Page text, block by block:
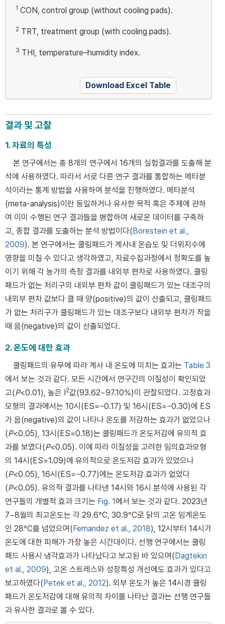
1 CON, control group (without cooling pads).
2 TRT, treatment group (with cooling pads).
3 THI, temperature–humidity index.
Download Excel Table
결과 및 고찰
1. 자료의 특성
본 연구에서는 총 8개의 연구에서 16개의 실험결과를 도출해 분
석에 사용하였다. 따라서 서로 다른 연구 결과를 통합하는 메타분
석이라는 통계 방법을 사용하여 분석을 진행하였다. 메타분석
(meta-analysis)이란 동일하거나 유사한 목적 혹은 주제에 관하
여 이미 수행된 연구 결과들을 병합하여 새로운 데이터를 구축하
고, 종합 결과를 도출하는 분석 방법이다(Borestein et al.,
2009). 본 연구에서는 쿨링패드가 계사내 온습도 및 더위지수에
영향을 미칠 수 있다고 생각하였고, 자료수집과정에서 정확도를 높
이기 위해 각 농가의 측정 결과를 내외부 편차로 사용하였다. 쿨링
패드가 없는 처리구의 내외부 편차 값이 쿨링패드가 있는 대조구의
내외부 편차 값보다 클 때 양(positive)의 값이 산출되고, 쿨링패드
가 없는 처리구가 쿨링패드가 있는 대조구보다 내외부 편차가 작을
때 음(negative)의 값이 산출되었다.
2. 온도에 대한 효과
쿨링패드의 유무에 따라 계사 내 온도에 미치는 효과는 Table 3
에서 보는 것과 같다. 모든 시간에서 연구간의 이질성이 확인되었
고(P<0.01), 높은 I2값(93.62~97.10%)이 관찰되었다. 고정효과
모형의 결과에서는 10시(ES=−0.17) 및 16시(ES=−0.30)에 ES
가 음(negative)의 값이 나타나 온도를 저감하는 효과가 없었으나
(P<0.05), 13시(ES=0.18)는 쿨링패드가 온도저감에 유의적 효
과를 보였다(P<0.05). 이에 따라 이질성을 고려한 임의효과모형
의 14시(ES=1.09)에 유의적으로 온도저감 효과가 있었으나
(P<0.05), 16시(ES=−0.77)에는 온도저감 효과가 없었다
(P<0.05). 유의적 결과를 나타낸 14시와 16시 분석에 사용된 각
연구들의 개별적 효과 크기는 Fig. 1에서 보는 것과 같다. 2023년
7~8월의 최고온도는 각 29.6°C, 30.9°C로 닭의 고온 임계온도
인 28°C를 넘었으며(Fernandez et al., 2018), 12시부터 14시가
온도에 대한 피해가 가장 높은 시간대이다. 선행 연구에서는 쿨링
패드 사용시 냉각효과가 나타났다고 보고된 바 있으며(Dagtekin
et al., 2009), 고온 스트레스와 성장특성 개선에도 효과가 있다고
보고하였다(Petek et al., 2012). 외부 온도가 높은 14시경 쿨링
패드가 온도저감에 대해 유의적 차이를 나타난 결과는 선행 연구들
과 유사한 결과로 볼 수 있다.